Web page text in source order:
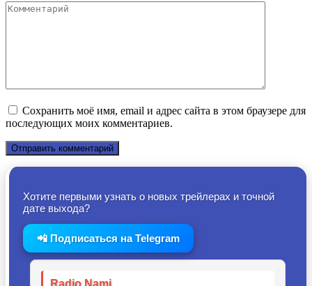
Комментарий
Сохранить моё имя, email и адрес сайта в этом браузере для
последующих моих комментариев.
Хотите первыми узнать о новых трейлерах и точной
дате выхода?
📲 Подписаться на Telegram